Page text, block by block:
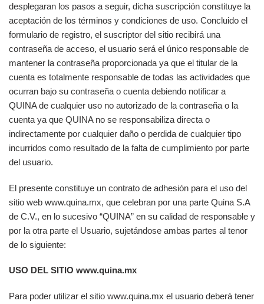
desplegaran los pasos a seguir, dicha suscripción constituye la
aceptación de los términos y condiciones de uso. Concluido el
formulario de registro, el suscriptor del sitio recibirá una
contraseña de acceso, el usuario será el único responsable de
mantener la contraseña proporcionada ya que el titular de la
cuenta es totalmente responsable de todas las actividades que
ocurran bajo su contraseña o cuenta debiendo notificar a
QUINA de cualquier uso no autorizado de la contraseña o la
cuenta ya que QUINA no se responsabiliza directa o
indirectamente por cualquier daño o perdida de cualquier tipo
incurridos como resultado de la falta de cumplimiento por parte
del usuario.
El presente constituye un contrato de adhesión para el uso del
sitio web www.quina.mx, que celebran por una parte Quina S.A
de C.V., en lo sucesivo “QUINA” en su calidad de responsable y
por la otra parte el Usuario, sujetándose ambas partes al tenor
de lo siguiente:
USO DEL SITIO www.quina.mx
Para poder utilizar el sitio www.quina.mx el usuario deberá tener